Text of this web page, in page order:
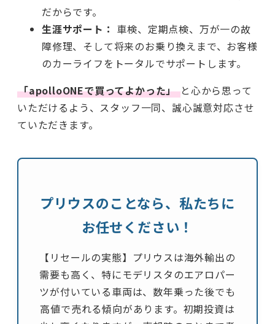
だからです。
生涯サポート： 車検、定期点検、万が一の故
障修理、そして将来のお乗り換えまで、お客様
のカーライフをトータルでサポートします。
「apolloONEで買ってよかった」 と心から思って
いただけるよう、スタッフ一同、誠心誠意対応させ
ていただきます。
プリウスのことなら、私たちに
お任せください！
【リセールの実態】プリウスは海外輸出の
需要も高く、特にモデリスタのエアロパー
ツが付いている車両は、数年乗った後でも
高値で売れる傾向があります。初期投資は